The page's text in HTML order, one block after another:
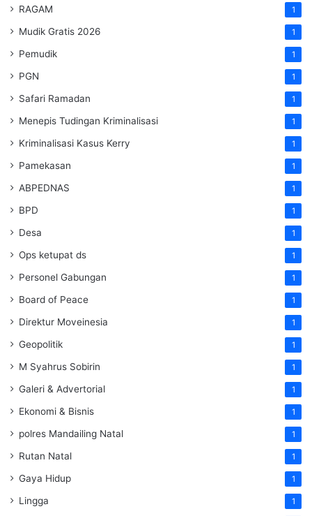
RAGAM 1
Mudik Gratis 2026 1
Pemudik 1
PGN 1
Safari Ramadan 1
Menepis Tudingan Kriminalisasi 1
Kriminalisasi Kasus Kerry 1
Pamekasan 1
ABPEDNAS 1
BPD 1
Desa 1
Ops ketupat ds 1
Personel Gabungan 1
Board of Peace 1
Direktur Moveinesia 1
Geopolitik 1
M Syahrus Sobirin 1
Galeri & Advertorial 1
Ekonomi & Bisnis 1
polres Mandailing Natal 1
Rutan Natal 1
Gaya Hidup 1
Lingga 1